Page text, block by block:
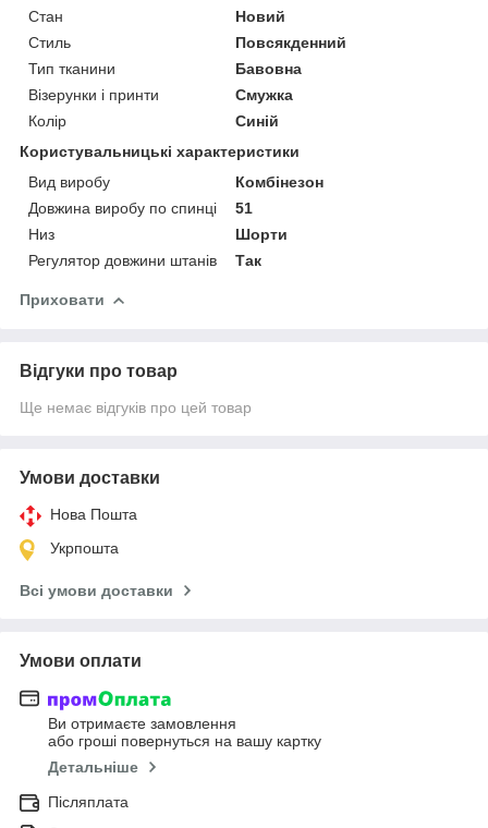
Стан
Новий
Стиль
Повсякденний
Тип тканини
Бавовна
Візерунки і принти
Смужка
Колір
Синій
Користувальницькі характеристики
Вид виробу
Комбінезон
Довжина виробу по спинці
51
Низ
Шорти
Регулятор довжини штанів
Так
Приховати
Відгуки про товар
Ще немає відгуків про цей товар
Умови доставки
Нова Пошта
Укрпошта
Всі умови доставки
Умови оплати
Ви отримаєте замовлення
або гроші повернуться на вашу картку
Детальніше
Післяплата